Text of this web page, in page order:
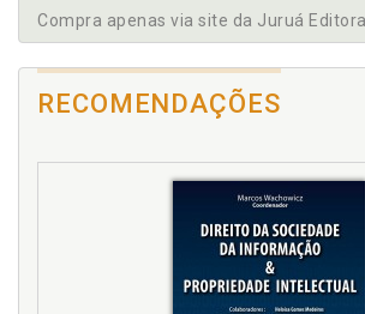
p. 47
Cotas. Sistema de cotas. Educação
Crença. Religiões afro-brasileiras, p.
Criança. Adoção de crianças negras,
Da escravidão aos dias de hoje, p. 49
Defesa e respeito aos direitos
consecução da paz, p. 45
Compra apenas via site da Juruá
RECOMENDAÇÕES